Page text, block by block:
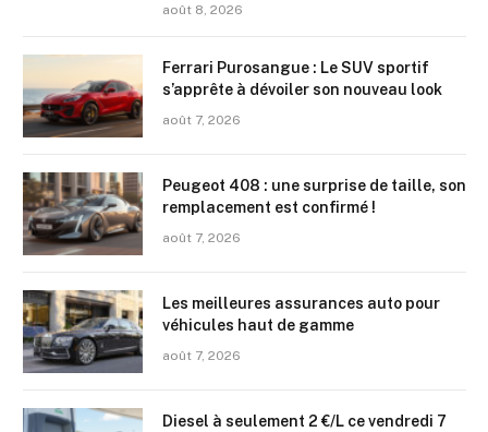
août 8, 2026
Ferrari Purosangue : Le SUV sportif
s’apprête à dévoiler son nouveau look
août 7, 2026
Peugeot 408 : une surprise de taille, son
remplacement est confirmé !
août 7, 2026
Les meilleures assurances auto pour
véhicules haut de gamme
août 7, 2026
Diesel à seulement 2 €/L ce vendredi 7